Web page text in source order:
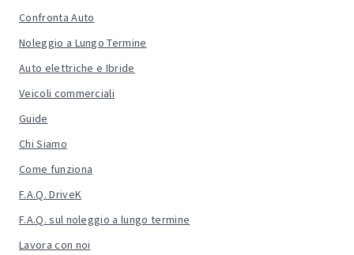
Confronta Auto
Noleggio a Lungo Termine
Auto elettriche e Ibride
Veicoli commerciali
Guide
Chi Siamo
Come funziona
F.A.Q. DriveK
F.A.Q. sul noleggio a lungo termine
Lavora con noi